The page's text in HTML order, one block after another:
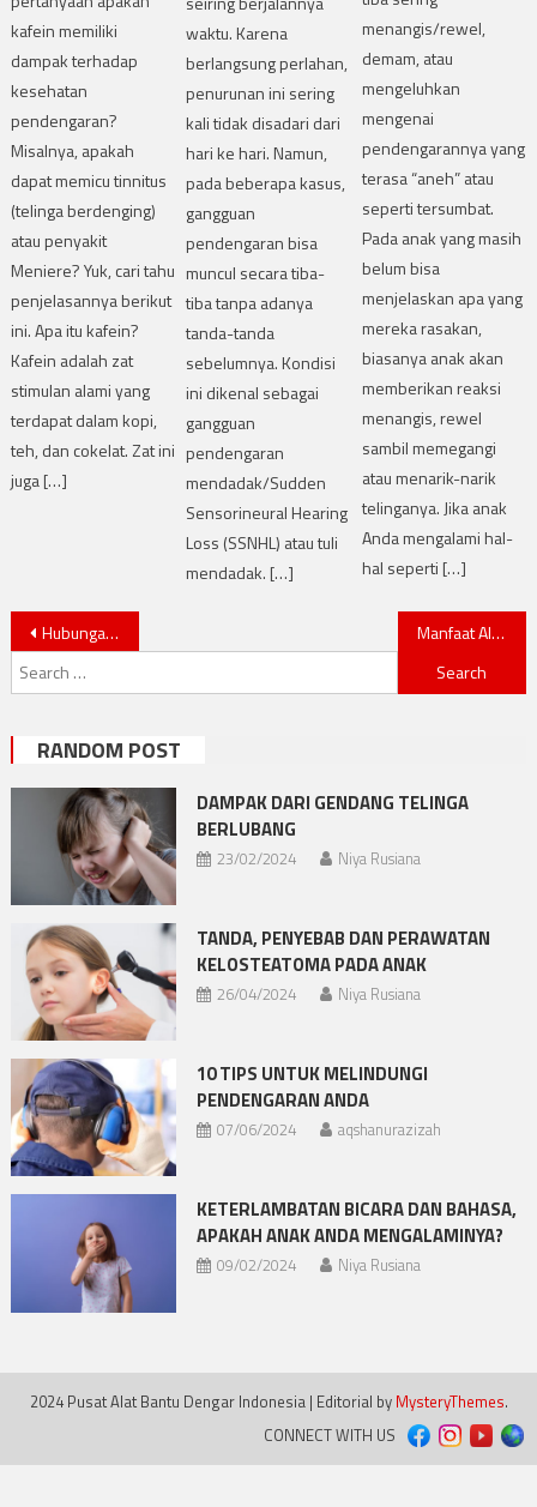
kafein memiliki
dampak terhadap
kesehatan
pendengaran?
Misalnya, apakah
dapat memicu tinnitus
(telinga berdenging)
atau penyakit
Meniere? Yuk, cari tahu
penjelasannya berikut
ini. Apa itu kafein?
Kafein adalah zat
stimulan alami yang
terdapat dalam kopi,
teh, dan cokelat. Zat ini
juga […]
waktu. Karena
berlangsung perlahan,
penurunan ini sering
kali tidak disadari dari
hari ke hari. Namun,
pada beberapa kasus,
gangguan
pendengaran bisa
muncul secara tiba-
tiba tanpa adanya
tanda-tanda
sebelumnya. Kondisi
ini dikenal sebagai
gangguan
pendengaran
mendadak/Sudden
Sensorineural Hearing
Loss (SSNHL) atau tuli
mendadak. […]
menangis/rewel,
demam, atau
mengeluhkan
mengenai
pendengarannya yang
terasa “aneh” atau
seperti tersumbat.
Pada anak yang masih
belum bisa
menjelaskan apa yang
mereka rasakan,
biasanya anak akan
memberikan reaksi
menangis, rewel
sambil memegangi
atau menarik-narik
telinganya. Jika anak
Anda mengalami hal-
hal seperti […]
Post navigation
Hubungan Antara Penyakit Meniere Dan Tinnitus Manfaat Alat Bantu Dengar untuk Kesehatan Kognitif
Search for:
RANDOM POST
DAMPAK DARI GENDANG TELINGA
BERLUBANG
23/02/2024 Niya Rusiana
TANDA, PENYEBAB DAN PERAWATAN
KELOSTEATOMA PADA ANAK
26/04/2024 Niya Rusiana
10 TIPS UNTUK MELINDUNGI
PENDENGARAN ANDA
07/06/2024 aqshanurazizah
KETERLAMBATAN BICARA DAN BAHASA,
APAKAH ANAK ANDA MENGALAMINYA?
09/02/2024 Niya Rusiana
2024 Pusat Alat Bantu Dengar Indonesia | Editorial by MysteryThemes.
CONNECT WITH US